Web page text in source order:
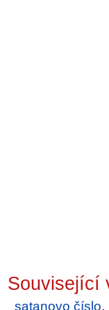
Související
satanovo číslo,